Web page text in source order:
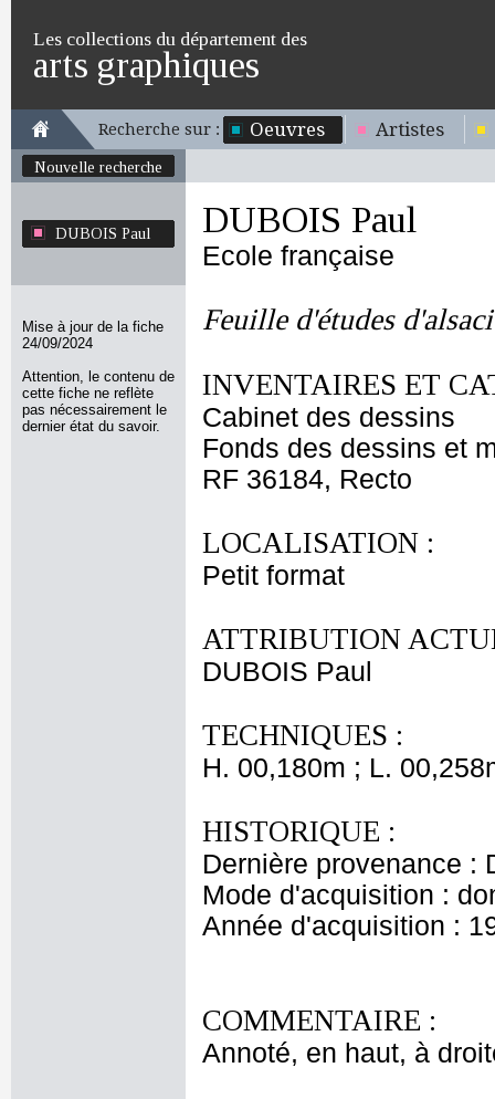
Les collections du département des
arts graphiques
Recherche sur : Oeuvres Artistes
Nouvelle recherche
DUBOIS Paul
Mise à jour de la fiche
24/09/2024
Attention, le contenu de
cette fiche ne reflète
pas nécessairement le
dernier état du savoir.
DUBOIS Paul
Ecole française
Feuille d'études
INVENTAIRES ET
Cabinet des dessins
Fonds des dessins et
RF 36184, Recto
LOCALISATION :
Petit format
ATTRIBUTION
DUBOIS Paul
TECHNIQUES :
H. 00,180m ; L.
HISTORIQUE :
Dernière provenance :
Mode d'acquisition :
Année d'acquisition :
COMMENTAIRE :
Annoté, en haut, à